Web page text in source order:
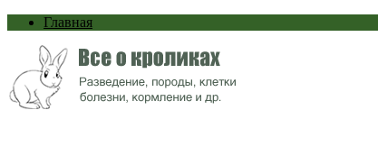
Главная